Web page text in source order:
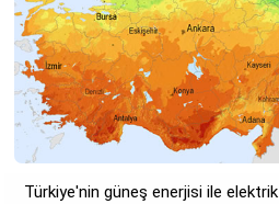
Türkiye'nin güneş enerjisi ile